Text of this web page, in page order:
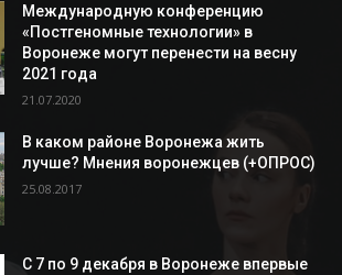
Международную конференцию
«Постгеномные технологии» в
Воронеже могут перенести на весну
2021 года
21.07.2020
В каком районе Воронежа жить
лучше? Мнения воронежцев (+ОПРОС)
25.08.2017
С 7 по 9 декабря в Воронеже впервые